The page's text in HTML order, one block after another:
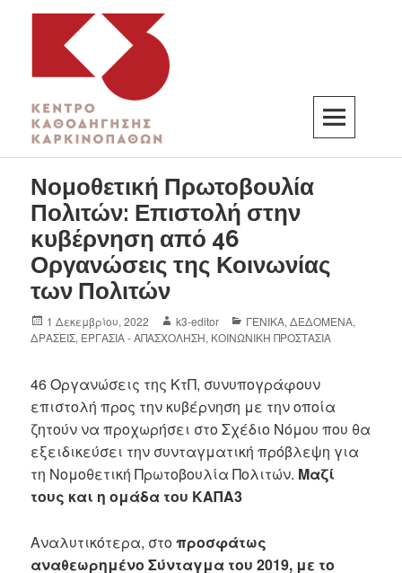
K3
ΚΕΝΤΡΟ ΚΑΘΟΔΗΓΗΣΗΣ ΚΑΡΚΙΝΟΠΑΘΩΝ
Νομοθετική Πρωτοβουλία
Πολιτών: Επιστολή στην
κυβέρνηση από 46
Οργανώσεις της Κοινωνίας
των Πολιτών
1 Δεκεμβρίου, 2022 k3-editor ΓΕΝΙΚΑ,ΔΕΔΟΜΕΝΑ,
ΔΡΑΣΕΙΣ, ΕΡΓΑΣΙΑ - ΑΠΑΣΧΟΛΗΣΗ, ΚΟΙΝΩΝΙΚΗ ΠΡΟΣΤΑΣΙΑ
46 Οργανώσεις της ΚτΠ, συνυπογράφουν
επιστολή προς την κυβέρνηση με την οποία
ζητούν να προχωρήσει στο Σχέδιο Νόμου που θα
εξειδικεύσει την συνταγματική πρόβλεψη για
τη Νομοθετική Πρωτοβουλία Πολιτών. Μαζί
τους και η ομάδα του ΚΑΠΑ3
Αναλυτικότερα, στοπροσφάτως
αναθεωρημένο Σύνταγμα του 2019, με το